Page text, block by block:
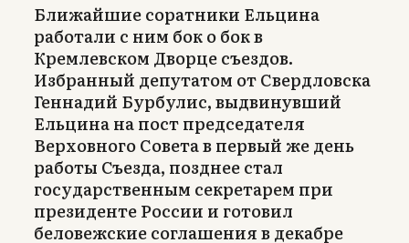
Ближайшие соратники Ельцина
работали с ним бок о бок в
Кремлевском Дворце съездов.
Избранный депутатом от Свердловска
Геннадий Бурбулис, выдвинувший
Ельцина на пост председателя
Верховного Совета в первый же день
работы Съезда, позднее стал
государственным секретарем при
президенте России и готовил
беловежские соглашения в декабре